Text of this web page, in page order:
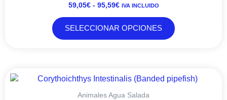
59,05€ - 95,59€HASTA
95,59€
IVA INCLUIDO
SELECCIONAR OPCIONES
se
la
Animales Agua Salada
DE
PRECIOS:
producto